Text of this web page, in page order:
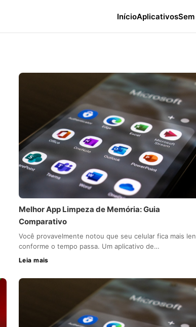
InícioAplicativos
Melhor App Limpeza de Memória: Guia
Comparativo
Você provavelmente notou que seu celular fica mais
conforme o tempo passa. Um aplicativo de…
Leia mais